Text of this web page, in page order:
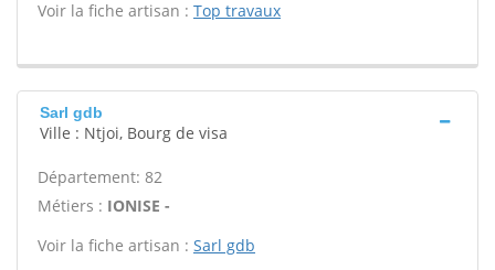
Voir la fiche artisan : Top travaux
Sarl gdb
Ville : Ntjoi, Bourg de visa
Département: 82
Métiers : IONISE -
Voir la fiche artisan : Sarl gdb